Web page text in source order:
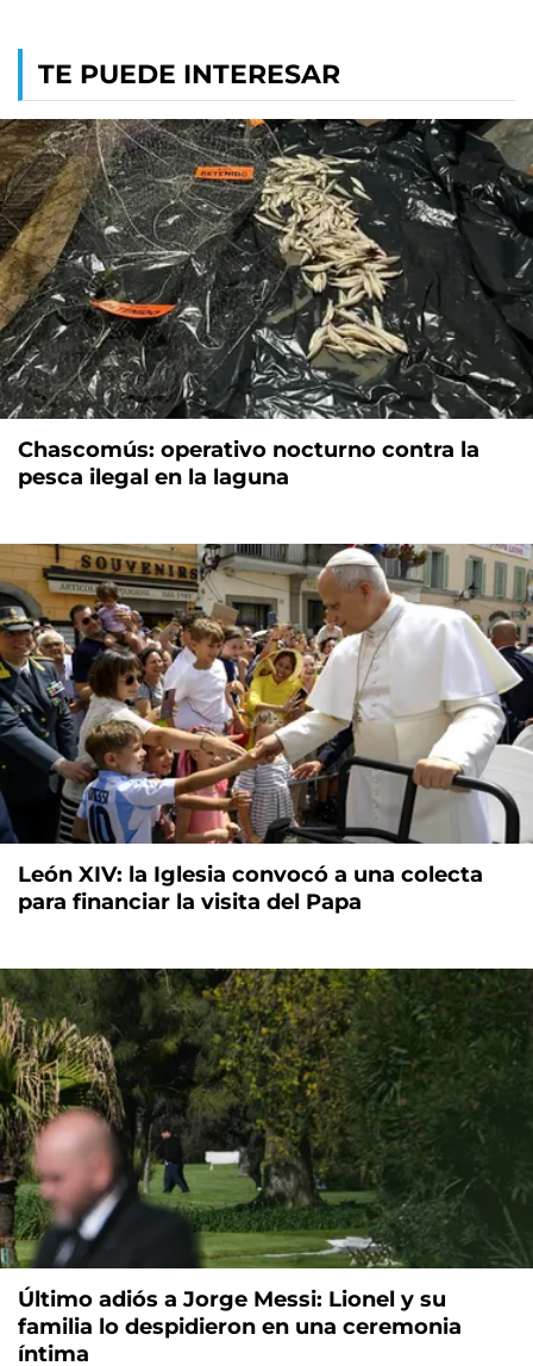
TE PUEDE INTERESAR
Chascomús: operativo nocturno contra la
pesca ilegal en la laguna
León XIV: la Iglesia convocó a una colecta
para financiar la visita del Papa
Último adiós a Jorge Messi: Lionel y su
familia lo despidieron en una ceremonia
íntima